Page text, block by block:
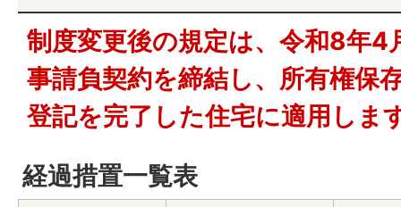
制度変更後の規定は、令和8年4
事請負契約を締結し、所有権保
登記を完了した住宅に適用しま
経過措置一覧表